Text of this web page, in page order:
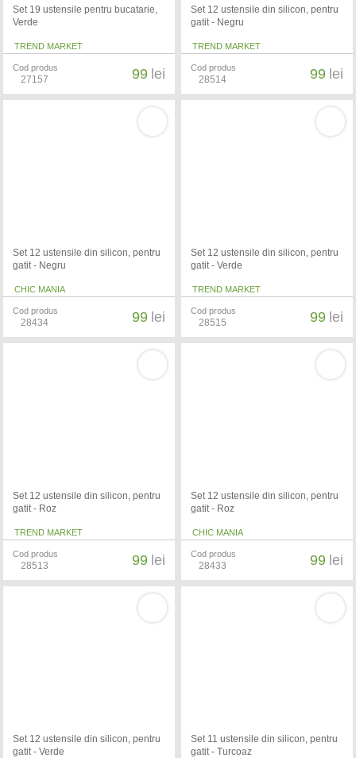
Set 19 ustensile pentru bucatarie,
Verde
TREND MARKET
Cod produs
27157 99 lei
Set 12 ustensile din silicon, pentru
gatit - Negru
TREND MARKET
Cod produs
28514 99 lei
Set 12 ustensile din silicon, pentru
gatit - Negru
CHIC MANIA
Cod produs
28434 99 lei
Set 12 ustensile din silicon, pentru
gatit - Verde
TREND MARKET
Cod produs
28515 99 lei
Set 12 ustensile din silicon, pentru
gatit - Roz
TREND MARKET
Cod produs
28513 99 lei
Set 12 ustensile din silicon, pentru
gatit - Roz
CHIC MANIA
Cod produs
28433 99 lei
Set 12 ustensile din silicon, pentru
gatit - Verde
Set 11 ustensile din silicon, pentru
gatit - Turcoaz